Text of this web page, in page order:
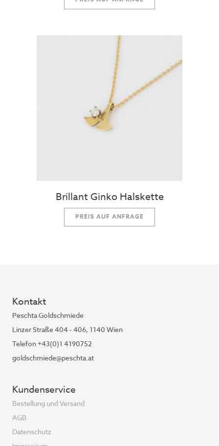
Brillant Ginko Halskette
PREIS AUF ANFRAGE
Kontakt
Peschta Goldschmiede
Linzer Straße 404 - 406, 1140 Wien
Telefon +43(0)1 4190752
goldschmiede@peschta.at
Kundenservice
Bestellung und Versand
AGB
Datenschutz